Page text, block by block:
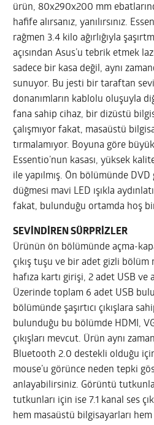
ürün, 80x290x200 mm
hafife alırsanız, yanılırsınız.
rağmen 3.4 kilo ağırlığıyla
açısından Asus’u tebrik etmek
sadece bir kasa değil, aynı
sunuyor. Bu jesti bir taraftan
donanımların kablolu oluşuyla
fana sahip cihaz, bir dizüstü
çalışmıyor fakat, masaüstü
tırmalamıyor. Boyuna göre
Essentio’nun kasası, yüksek
ile yapılmış. Ön bölümünde
düğmesi mavi LED ışıkla
fakat, bulunduğu ortamda hoş
SEVİNDİREN SÜRPRİZLER
Ürünün ön bölümünde açma-
çıkış tuşu ve bir adet gizli
hafıza kartı girişi, 2 adet USB ve
Üzerinde toplam 6 adet USB
bölümünde şaşırtıcı çıkışlara
bulunduğu bu bölümde HDMI,
çıkışları mevcut. Ürün aynı
Bluetooth 2.0 destekli olduğu
mouse’u görünce neden tepki
anlayabilirsiniz. Görüntü
tutkunları için ise 7.1 kanal ses
hem masaüstü bilgisayarları